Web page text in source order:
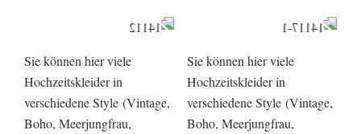
Sie können hier viele
Hochzeitskleider in
verschiedene Style (Vintage,
Boho, Meerjungfrau,
Sie können hier viele
Hochzeitskleider in
verschiedene Style (Vintage,
Boho, Meerjungfrau,